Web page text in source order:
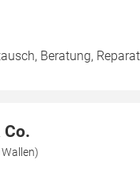
Beratung,
Co.